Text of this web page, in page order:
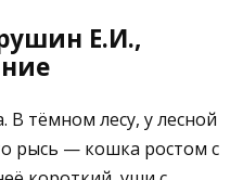
Е.И.,
тёмном лесу, у лесной
рысь — кошка ростом с